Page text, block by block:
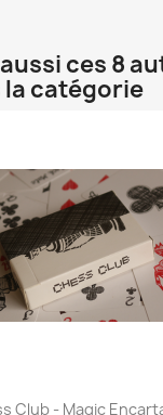
ces 8
catégorie
Club - Magic